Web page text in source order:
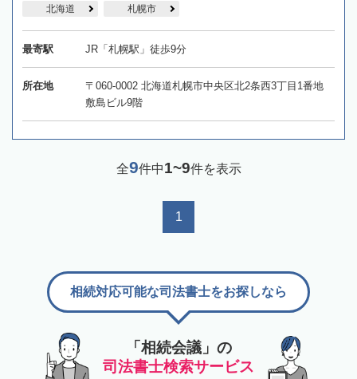
北海道 札幌市
最寄駅 JR「札幌駅」徒歩9分
所在地
〒060-0002 北海道札幌市中央区北2条西3丁目1番地
敷島ビル9階
全9件中1~9件を表示
1
「相続会議」の
司法書士検索サービス
相続対応可能な司法書士をお探しなら